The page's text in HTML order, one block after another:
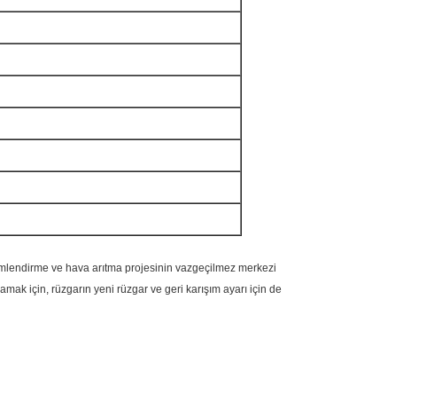
ve hava arıtma projesinin vazgeçilmez merkezi
için, rüzgarın yeni rüzgar ve geri karışım ayarı için de